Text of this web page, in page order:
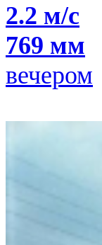
2.2 м/с
769 мм
вечером